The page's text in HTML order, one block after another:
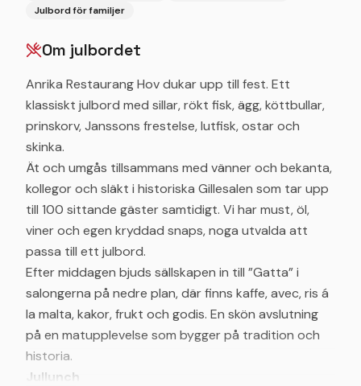
Julbord för familjer
Om julbordet
Anrika Restaurang Hov dukar upp till fest. Ett
klassiskt julbord med sillar, rökt fisk, ägg, köttbullar,
prinskorv, Janssons frestelse, lutfisk, ostar och
skinka.
Ät och umgås tillsammans med vänner och bekanta,
kollegor och släkt i historiska Gillesalen som tar upp
till 100 sittande gäster samtidigt. Vi har must, öl,
viner och egen kryddad snaps, noga utvalda att
passa till ett julbord.
Efter middagen bjuds sällskapen in till ”Gatta” i
salongerna på nedre plan, där finns kaffe, avec, ris á
la malta, kakor, frukt och godis. En skön avslutning
på en matupplevelse som bygger på tradition och
historia.
Jullunch